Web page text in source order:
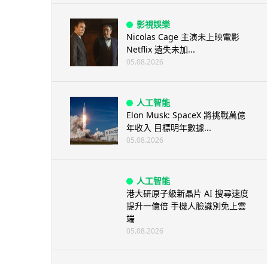
影視娛樂
Nicolas Cage 主演未上映電影
Netflix 遺失未加...
05.08.2026
人工智能
Elon Musk: SpaceX 將挑戰萬億
年收入 目標明年數據...
05.08.2026
人工智能
港大研原子級新晶片 AI 搜尋速度
提升一億倍 手機人臉識別免上雲
端
05.08.2026